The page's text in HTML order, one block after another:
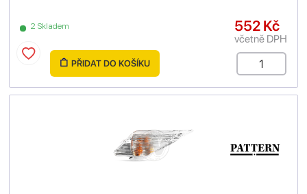
2 Skladem 552 Kč
včetně DPH
PŘIDAT DO KOŠÍKU